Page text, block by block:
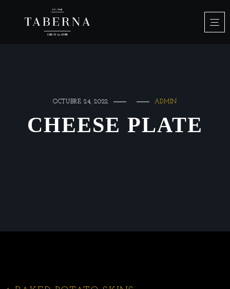
OCTUBRE 24, 2022 ADMIN
CHEESE PLATE